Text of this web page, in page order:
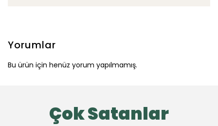
Yorumlar
Bu ürün için henüz yorum yapılmamış.
Çok Satanlar